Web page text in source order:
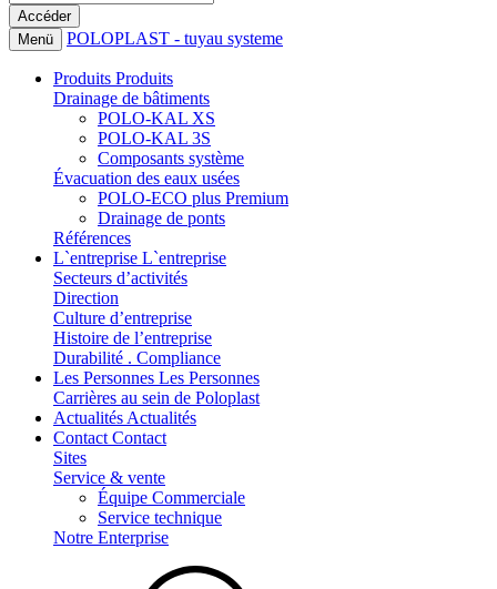
Menü POLOPLAST - tuyau systeme
Produits Produits
Drainage de bâtiments
POLO-KAL XS
POLO-KAL 3S
Composants système
Évacuation des eaux usées
POLO-ECO plus Premium
Drainage de ponts
Références
L`entreprise L`entreprise
Secteurs d’activités
Direction
Culture d’entreprise
Histoire de l’entreprise
Durabilité . Compliance
Les Personnes Les Personnes
Carrières au sein de Poloplast
Actualités Actualités
Contact Contact
Sites
Service & vente
Équipe Commerciale
Service technique
Notre Enterprise